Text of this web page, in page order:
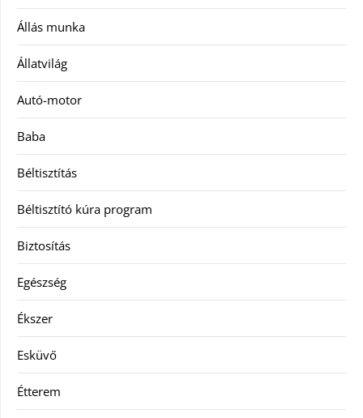
Állás munka
Állatvilág
Autó-motor
Baba
Béltisztítás
Béltisztító kúra program
Biztosítás
Egészség
Ékszer
Esküvő
Étterem